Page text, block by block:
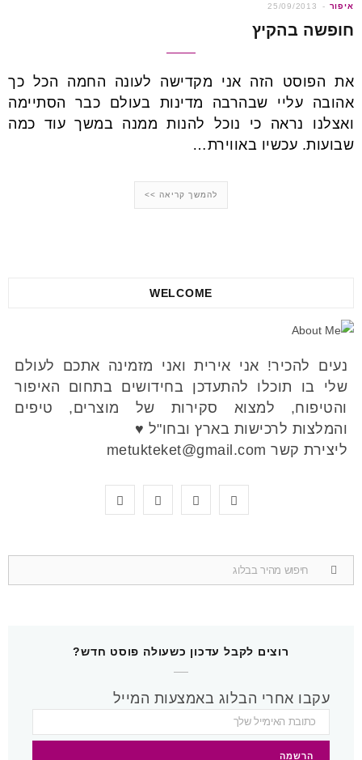
איפור 25/09/2013
חופשה בהקיץ
את הפוסט הזה אני מקדישה לעונה החמה הכל כך
אהובה עליי שבהרבה מדינות בעולם כבר הסתיימה
ואצלנו נראה כי נוכל להנות ממנה במשך עוד כמה
שבועות. עכשיו באווירת…
להמשך קריאה >>
WELCOME
נעים להכיר! אני אירית ואני מזמינה אתכם לעולם
שלי בו תוכלו להתעדכן בחידושים בתחום האיפור
והטיפוח, למצוא סקירות של מוצרים, טיפים
והמלצות לרכישות בארץ ובחו"ל ♥
ליצירת קשר metukteket@gmail.com
c
e
o
k
s
t
g
a
m
n
t
r
s
t
u
T
b
Search
for:
רוצים לקבל עדכון כשעולה פוסט חדש?
עקבו אחרי הבלוג באמצעות המייל